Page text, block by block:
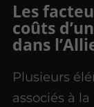
Les
coûts
dans
Plusieurs
associés à